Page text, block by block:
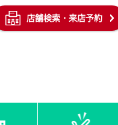
店舗検索・来店予約